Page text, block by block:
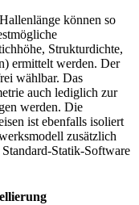
können so
Strukturdichte,
ermittelt werden. Der
wählbar. Das
auch lediglich zur
werden. Die
ist ebenfalls isoliert
zusätzlich
Statik-Software